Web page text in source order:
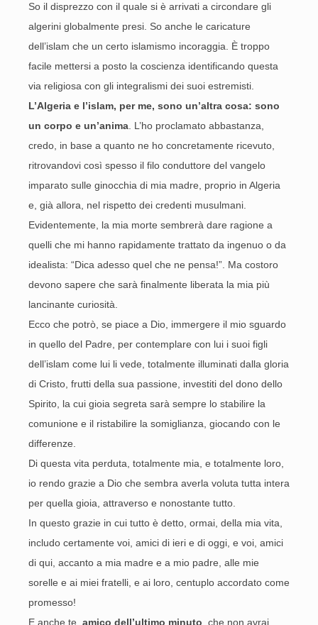
So il disprezzo con il quale si è arrivati a circondare gli
algerini globalmente presi. So anche le caricature
dell’islam che un certo islamismo incoraggia. È troppo
facile mettersi a posto la coscienza identificando questa
via religiosa con gli integralismi dei suoi estremisti.
L’Algeria e l’islam, per me, sono un’altra cosa: sono
un corpo e un’anima . L’ho proclamato abbastanza,
credo, in base a quanto ne ho concretamente ricevuto,
ritrovandovi così spesso il filo conduttore del vangelo
imparato sulle ginocchia di mia madre, proprio in Algeria
e, già allora, nel rispetto dei credenti musulmani.
Evidentemente, la mia morte sembrerà dare ragione a
quelli che mi hanno rapidamente trattato da ingenuo o da
idealista: “Dica adesso quel che ne pensa!”. Ma costoro
devono sapere che sarà finalmente liberata la mia più
lancinante curiosità.
Ecco che potrò, se piace a Dio, immergere il mio sguardo
in quello del Padre, per contemplare con lui i suoi figli
dell’islam come lui li vede, totalmente illuminati dalla gloria
di Cristo, frutti della sua passione, investiti del dono dello
Spirito, la cui gioia segreta sarà sempre lo stabilire la
comunione e il ristabilire la somiglianza, giocando con le
differenze.
Di questa vita perduta, totalmente mia, e totalmente loro,
io rendo grazie a Dio che sembra averla voluta tutta intera
per quella gioia, attraverso e nonostante tutto.
In questo grazie in cui tutto è detto, ormai, della mia vita,
includo certamente voi, amici di ieri e di oggi, e voi, amici
di qui, accanto a mia madre e a mio padre, alle mie
sorelle e ai miei fratelli, e ai loro, centuplo accordato come
promesso!
E anche te, amico dell’ultimo minuto , che non avrai